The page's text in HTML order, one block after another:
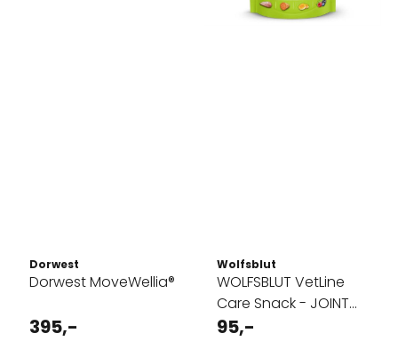
Dorwest
Dorwest MoveWellia®
395,-
Wolfsblut
WOLFSBLUT VetLine
Care Snack - JOINT
CARE
95,-